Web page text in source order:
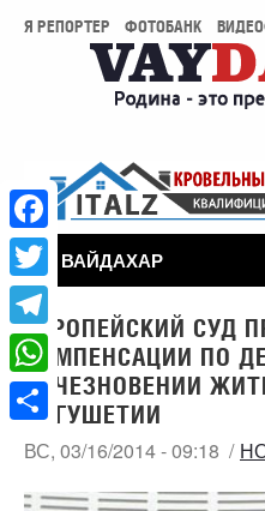
Я РЕПОРТЕР ФОТОБАНК
ВАЙДАХАР
ЕВРОПЕЙСКИЙ СУД
КОМПЕНСАЦИИ ПО
ИСЧЕЗНОВЕНИИ
ИНГУШЕТИИ
ВС, 03/16/2014 - 09:18
Facebook
Twitter
Telegram
WhatsApp
Share